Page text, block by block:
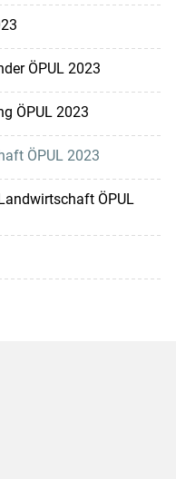
ÖPUL 2023
ÖPUL 2023
ÖPUL 2023
ÖPUL